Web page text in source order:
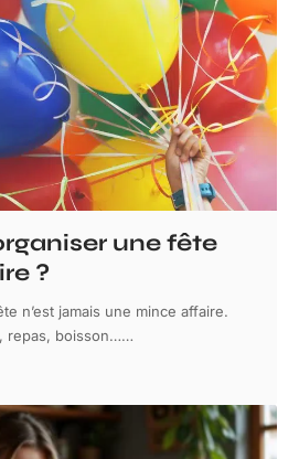
une fête
?
n’est jamais une mince affaire.
repas, boisson……